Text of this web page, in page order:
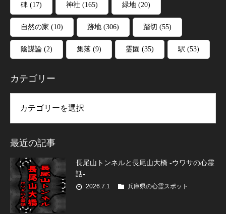
碑 (17) 神社 (165) 緑地 (20)
自然の家 (10) 跡地 (306) 踏切 (55)
陰謀論 (2) 集落 (9) 霊園 (35) 駅 (53)
カテゴリー
最近の記事
長尾山トンネルと長尾山大橋 -ウワサの心霊
話-
2026.7.1 兵庫県の心霊スポット